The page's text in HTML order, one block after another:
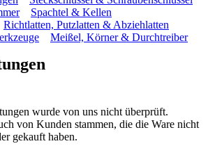
Spachtel & Kellen
Richtlatten, Putzlatten & Abziehlatten
Meißel, Körner & Durchtreiber
wurde von uns nicht überprüft.
von Kunden stammen, die die Ware nicht
gekauft haben.